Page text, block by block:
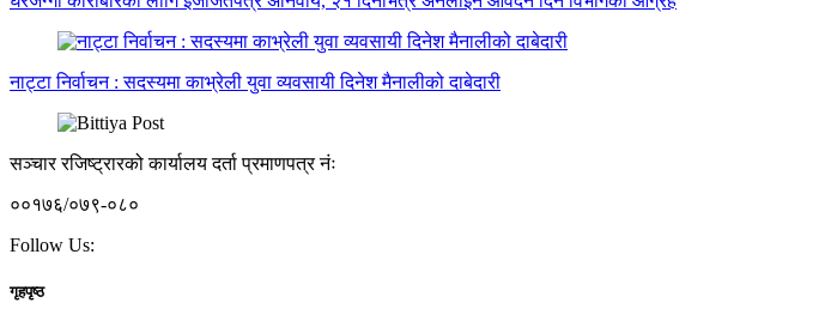
नाट्टा निर्वाचन : सदस्यमा काभ्रेली युवा व्यवसायी दिनेश मैनालीको दाबेदारी
सञ्चार रजिष्ट्रारको कार्यालय दर्ता प्रमाणपत्र नंः
००१७६/०७९-०८०
Follow Us:
गृहपृष्ठ